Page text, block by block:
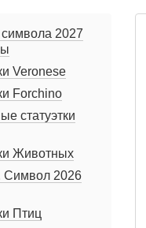
символа 2027
Veronese
Forchino
статуэтки
Животных
Символ 2026
Птиц